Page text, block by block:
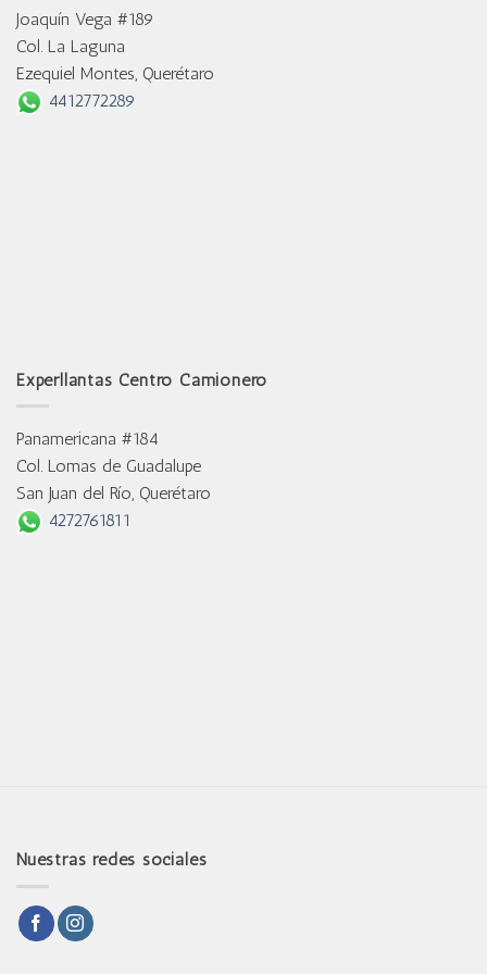
Joaquín Vega #189
Col. La Laguna
Ezequiel Montes, Querétaro
4412772289
Experllantas Centro Camionero
Panamericana #184
Col. Lomas de Guadalupe
San Juan del Río, Querétaro
4272761811
Nuestras redes sociales